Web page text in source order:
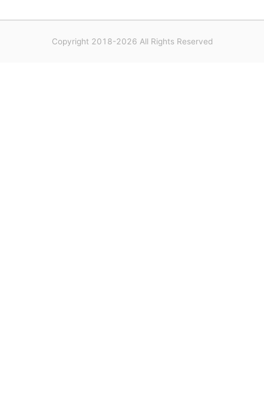
Copyright 2018-2026 All Rights Reserved